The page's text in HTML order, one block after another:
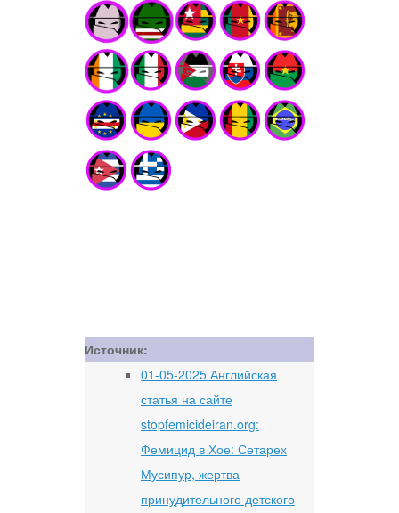
Источник:
01-05-2025 Английская
статья на сайте
stopfemicideiran.org:
Фемицид в Хое: Сетарех
Мусипур, жертва
принудительного детского